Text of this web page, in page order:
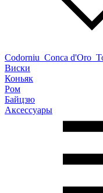
Codorniu Conca d'Oro
Виски
Коньяк
Ром
Байцзю
Аксессуары